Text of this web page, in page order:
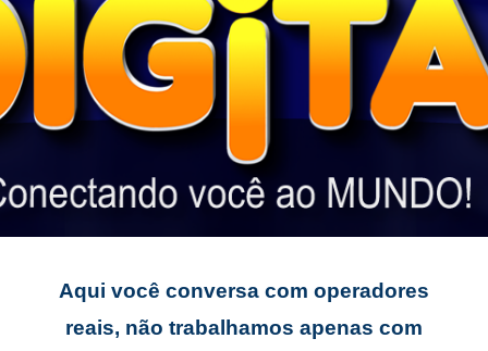
Aqui você conversa com operadores
reais, não trabalhamos apenas com